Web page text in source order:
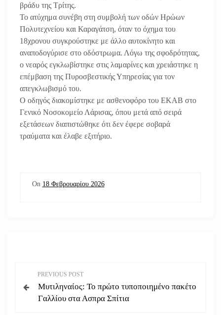
βράδυ της Τρίτης.
Το ατύχημα συνέβη στη συμβολή των οδών Ηρώων
Πολυτεχνείου και Καραγάτση, όταν το όχημα του
18χρονου συγκρούστηκε με άλλο αυτοκίνητο και
αναποδογύρισε στο οδόστρωμα. Λόγω της σφοδρότητας,
ο νεαρός εγκλωβίστηκε στις λαμαρίνες και χρειάστηκε η
επέμβαση της Πυροσβεστικής Υπηρεσίας για τον
απεγκλωβισμό του.
Ο οδηγός διακομίστηκε με ασθενοφόρο του ΕΚΑΒ στο
Γενικό Νοσοκομείο Λάρισας, όπου μετά από σειρά
εξετάσεων διαπιστώθηκε ότι δεν έφερε σοβαρά
τραύματα και έλαβε εξιτήριο.
On 18 Φεβρουαρίου 2026
λ
PREVIOUS POST
Μυτιληναίος: Το πρώτο τυποποιημένο πακέτο
Γαλλίου στα Ασπρα Σπίτια